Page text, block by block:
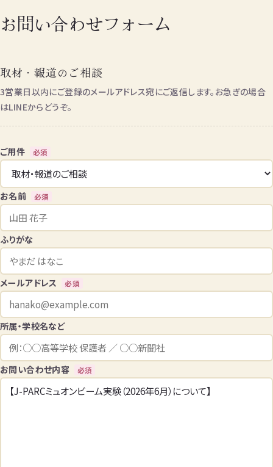
お問い合わせフォーム
取材・報道のご相談
3営業日以内にご登録のメールアドレス宛にご返信します。お急ぎの場合
はLINEからどうぞ。
ご用件 必須
お名前 必須
ふりがな
メールアドレス 必須
所属・学校名など
お問い合わせ内容 必須